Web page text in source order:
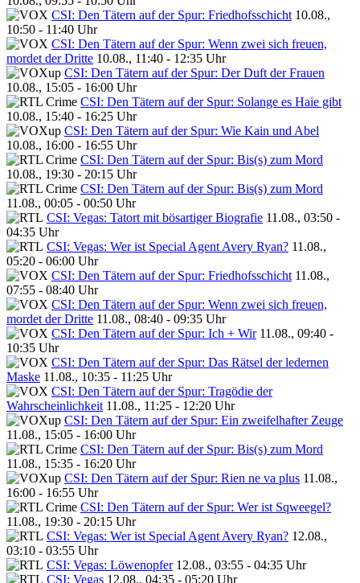
CSI: Den Tätern auf der Spur: Friedhofsschicht 10.08.,
10:50 - 11:40 Uhr
CSI: Den Tätern auf der Spur: Wenn zwei sich freuen,
mordet der Dritte 10.08., 11:40 - 12:35 Uhr
CSI: Den Tätern auf der Spur: Der Duft der Frauen
10.08., 15:05 - 16:00 Uhr
CSI: Den Tätern auf der Spur: Solange es Haie gibt
10.08., 15:40 - 16:25 Uhr
CSI: Den Tätern auf der Spur: Wie Kain und Abel
10.08., 16:00 - 16:55 Uhr
CSI: Den Tätern auf der Spur: Bis(s) zum Mord
10.08., 19:30 - 20:15 Uhr
CSI: Den Tätern auf der Spur: Bis(s) zum Mord
11.08., 00:05 - 00:50 Uhr
CSI: Vegas: Tatort mit bösartiger Biografie 11.08., 03:50 -
04:35 Uhr
CSI: Vegas: Wer ist Special Agent Avery Ryan? 11.08.,
05:20 - 06:00 Uhr
CSI: Den Tätern auf der Spur: Friedhofsschicht 11.08.,
07:55 - 08:40 Uhr
CSI: Den Tätern auf der Spur: Wenn zwei sich freuen,
mordet der Dritte 11.08., 08:40 - 09:35 Uhr
CSI: Den Tätern auf der Spur: Ich + Wir 11.08., 09:40 -
10:35 Uhr
CSI: Den Tätern auf der Spur: Das Rätsel der ledernen
Maske 11.08., 10:35 - 11:25 Uhr
CSI: Den Tätern auf der Spur: Tragödie der
Wahrscheinlichkeit 11.08., 11:25 - 12:20 Uhr
CSI: Den Tätern auf der Spur: Ein zweifelhafter Zeuge
11.08., 15:05 - 16:00 Uhr
CSI: Den Tätern auf der Spur: Bis(s) zum Mord
11.08., 15:35 - 16:20 Uhr
CSI: Den Tätern auf der Spur: Rien ne va plus 11.08.,
16:00 - 16:55 Uhr
CSI: Den Tätern auf der Spur: Wer ist Sqweegel?
11.08., 19:30 - 20:15 Uhr
CSI: Vegas: Wer ist Special Agent Avery Ryan? 12.08.,
03:10 - 03:55 Uhr
CSI: Vegas: Löwenopfer 12.08., 03:55 - 04:35 Uhr
CSI: Vegas 12.08., 04:35 - 05:20 Uhr